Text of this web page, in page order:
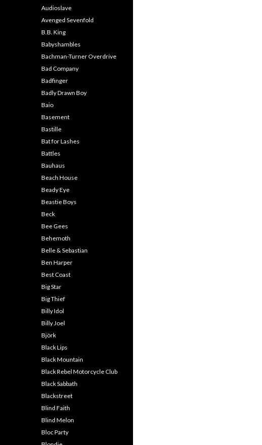
Audioslave
Avenged Sevenfold
B.B. King
Babyshambles
Bachman-Turner Overdrive
Bad Company
Badfinger
Badly Drawn Boy
Baio
Basement
Bastille
Bat for Lashes
Battles
Bauhaus
Beach House
Beady Eye
Beastie Boys
Beck
Bee Gees
Behemoth
Belle & Sebastian
Ben Harper
Best Coast
Big Star
Big Thief
Billy Idol
Billy Joel
Björk
Black Lips
Black Mountain
Black Rebel Motorcycle Club
Black Sabbath
Blackstreet
Blind Faith
Blind Melon
Bloc Party